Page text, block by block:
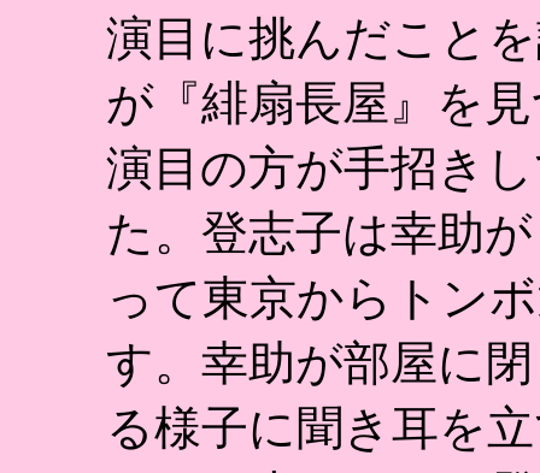
演目に挑んだこと
が『緋扇長屋』を
演目の方が手招き
た。登志子は幸助
って東京からトン
す。幸助が部屋に
る様子に聞き耳を